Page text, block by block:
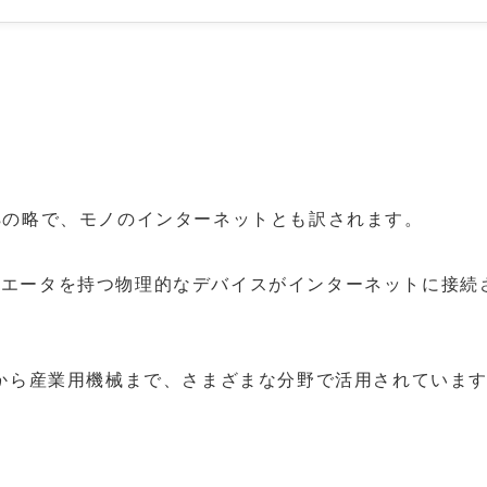
で、モノのインターネットとも訳されます。
ータを持つ物理的なデバイスがインターネットに接
産業用機械まで、さまざまな分野で活用されていま